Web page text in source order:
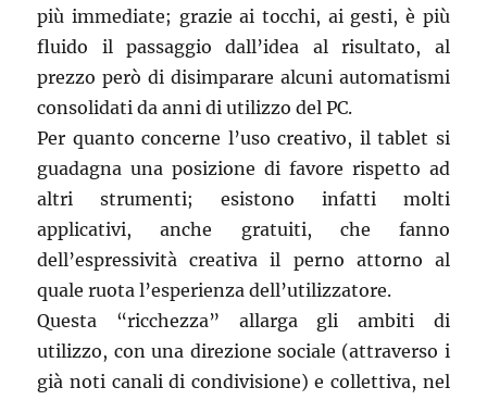
più immediate; grazie ai tocchi, ai gesti, è più
fluido il passaggio dall’idea al risultato, al
prezzo però di disimparare alcuni automatismi
consolidati da anni di utilizzo del PC.
Per quanto concerne l’uso creativo, il tablet si
guadagna una posizione di favore rispetto ad
altri strumenti; esistono infatti molti
applicativi, anche gratuiti, che fanno
dell’espressività creativa il perno attorno al
quale ruota l’esperienza dell’utilizzatore.
Questa “ricchezza” allarga gli ambiti di
utilizzo, con una direzione sociale (attraverso i
già noti canali di condivisione) e collettiva, nel